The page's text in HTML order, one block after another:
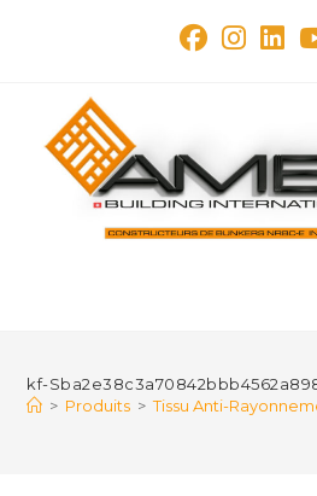
kf-
> Produits > Tissu Anti-